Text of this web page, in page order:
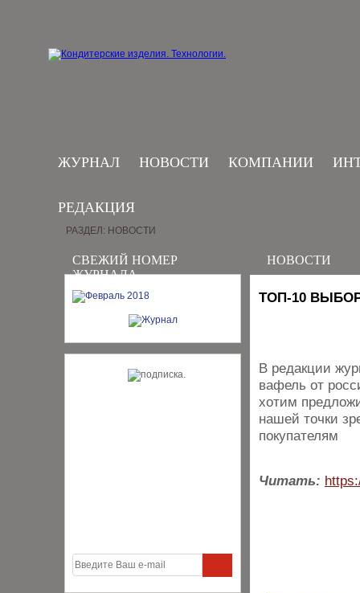
ЖУРНАЛ НОВОСТИ КОМПАНИИ
РЕДАКЦИЯ
СВЕЖИЙ НОМЕР
ЖУРНАЛА
РАЗДЕЛ: НОВОСТИ
НОВОСТИ
ТОП-10
В редакции
вафель от
хотим
нашей точки
покупателям
Читать: